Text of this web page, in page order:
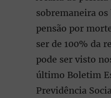
sobremaneira
pensão por
ser de 100% da
pode ser visto
último Boletim
Previdência